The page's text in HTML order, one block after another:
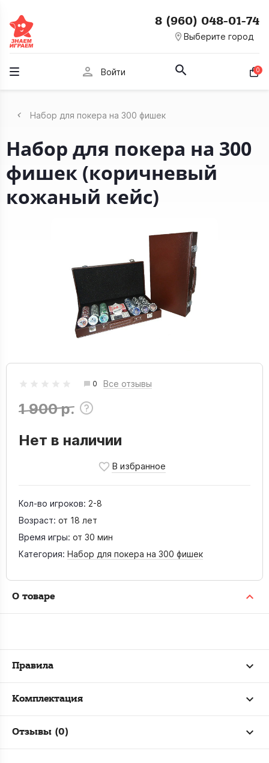
room Выберите город
8 (960) 048-01-74
person Войти 0
Набор для покера на 300 фишек
Набор для покера на 300
фишек (коричневый
кожаный кейс)
0 Все отзывы
1 900 р.
Нет в наличии
Кол-во игроков: 2-8
Возраст: от 18 лет
Время игры: от 30 мин
Категория: Набор для покера на 300 фишек
О товаре
Правила
Комплектация
Отзывы (0)